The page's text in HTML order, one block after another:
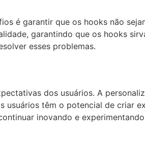
é garantir que os hooks não
garantindo que os hooks
esses problemas.
dos usuários. A
têm o potencial de criar
inovando e